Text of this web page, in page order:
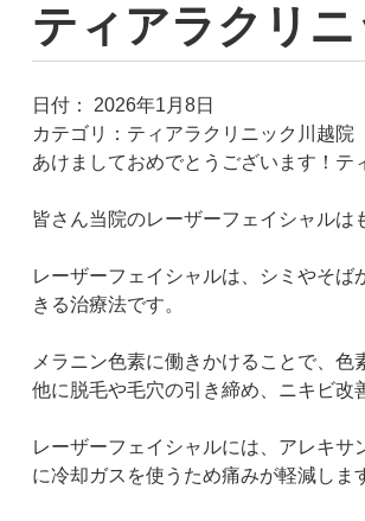
ティアラクリ
日付：
2026年1月8日
カテゴリ： ティアラクリニック川越院
あけましておめでとうございます！
皆さん当院のレーザーフェイシャルは
レーザーフェイシャルは、シミやそ
きる治療法です。
メラニン色素に働きかけることで、色
他に脱毛や毛穴の引き締め、ニキビ改
レーザーフェイシャルには、アレキ
に冷却ガスを使うため痛みが軽減しま